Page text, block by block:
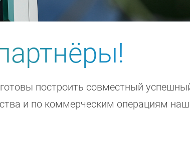
построить совместный
и по коммерческим операциям